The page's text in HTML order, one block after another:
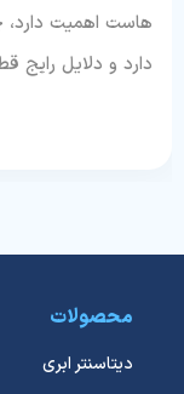
هاست اهمیت دارد،
دارد و دلایل رایج
محصولات
دیتاسنتر ابری